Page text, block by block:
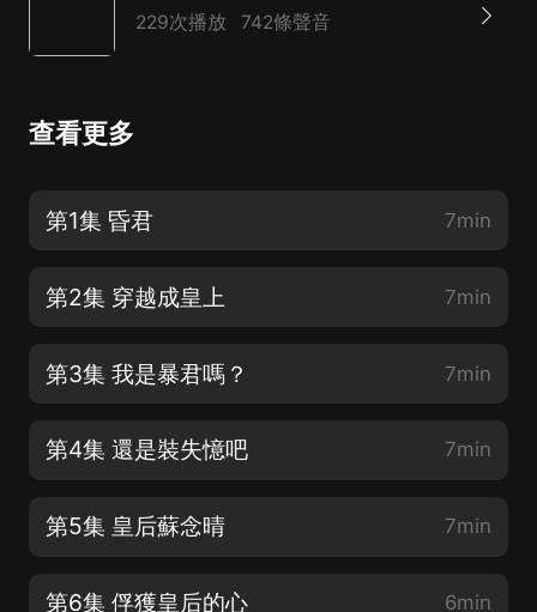
229次播放 742條聲音
查看更多
第1集 昏君 7min
第2集 穿越成皇上 7min
第3集 我是暴君嗎？ 7min
第4集 還是裝失憶吧 7min
第5集 皇后蘇念晴 7min
第6集 俘獲皇后的心 6min